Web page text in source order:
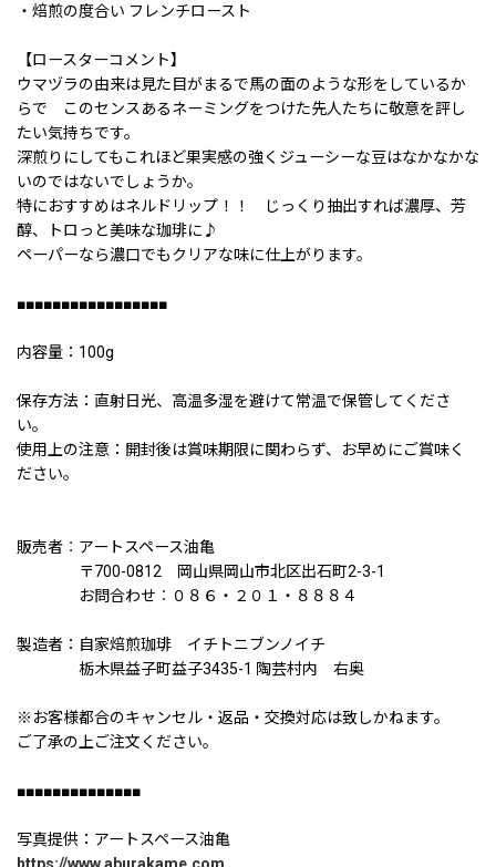
・焙煎の度合い フレンチロースト
【ロースターコメント】
ウマヅラの由来は見た目がまるで馬の面のような形をしているか
らで このセンスあるネーミングをつけた先人たちに敬意を評し
たい気持ちです。
深煎りにしてもこれほど果実感の強くジューシーな豆はなかなかな
いのではないでしょうか。
特におすすめはネルドリップ！！ じっくり抽出すれば濃厚、芳
醇、トロっと美味な珈琲に♪
ペーパーなら濃口でもクリアな味に仕上がります。
■■■■■■■■■■■■■■■■■
内容量：100g
保存方法：直射日光、高温多湿を避けて常温で保管してくださ
い。
使用上の注意：開封後は賞味期限に関わらず、お早めにご賞味く
ださい。
販売者︰アートスペース油亀
〒700-0812 岡山県岡山市北区出石町2-3-1
お問合わせ︰０８６・２０１・８８８４
製造者：自家焙煎珈琲 イチトニブンノイチ
栃木県益子町益子3435-1 陶芸村内 右奥
※お客様都合のキャンセル・返品・交換対応は致しかねます。
ご了承の上ご注文ください。
■■■■■■■■■■■■■■
写真提供：アートスペース油亀